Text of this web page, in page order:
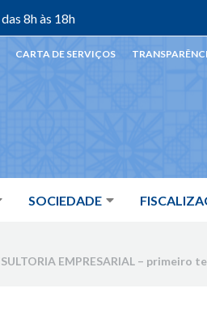
8h às 18h
SOCIEDADE
CARTA DE SERVIÇOS
EMPRESARIAL – primeiro